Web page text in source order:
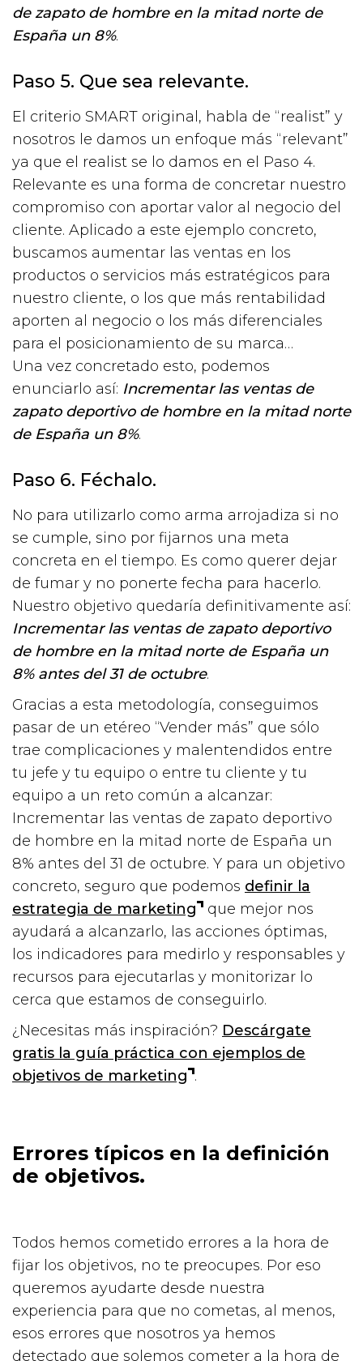
de zapato de hombre en la mitad norte de
España un 8%.
Paso 5. Que sea relevante.
El criterio SMART original, habla de “realist” y
nosotros le damos un enfoque más “relevant”
ya que el realist se lo damos en el Paso 4.
Relevante es una forma de concretar nuestro
compromiso con aportar valor al negocio del
cliente. Aplicado a este ejemplo concreto,
buscamos aumentar las ventas en los
productos o servicios más estratégicos para
nuestro cliente, o los que más rentabilidad
aporten al negocio o los más diferenciales
para el posicionamiento de su marca…
Una vez concretado esto, podemos
enunciarlo así: Incrementar las ventas de
zapato deportivo de hombre en la mitad norte
de España un 8%.
Paso 6. Féchalo.
No para utilizarlo como arma arrojadiza si no
se cumple, sino por fijarnos una meta
concreta en el tiempo. Es como querer dejar
de fumar y no ponerte fecha para hacerlo.
Nuestro objetivo quedaría definitivamente así:
Incrementar las ventas de zapato deportivo
de hombre en la mitad norte de España un
8% antes del 31 de octubre.
Gracias a esta metodología, conseguimos
pasar de un etéreo “Vender más” que sólo
trae complicaciones y malentendidos entre
tu jefe y tu equipo o entre tu cliente y tu
equipo a un reto común a alcanzar:
Incrementar las ventas de zapato deportivo
de hombre en la mitad norte de España un
8% antes del 31 de octubre. Y para un objetivo
concreto, seguro que podemos definir la
estrategia de marketing
que mejor nos
ayudará a alcanzarlo, las acciones óptimas,
los indicadores para medirlo y responsables y
recursos para ejecutarlas y monitorizar lo
cerca que estamos de conseguirlo.
¿Necesitas más inspiración? Descárgate
gratis la guía práctica con ejemplos de
objetivos de marketing .
Errores típicos en la definición
de objetivos.
Todos hemos cometido errores a la hora de
fijar los objetivos, no te preocupes. Por eso
queremos ayudarte desde nuestra
experiencia para que no cometas, al menos,
esos errores que nosotros ya hemos
detectado que solemos cometer a la hora de